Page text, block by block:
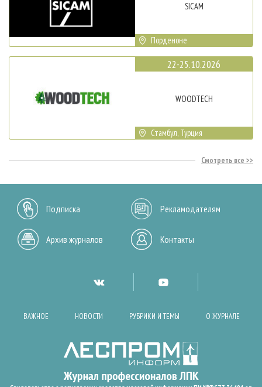
SICAM
Порденоне
22-25.10.2026
WOODTECH
Стамбул, Турция
Смотреть все
Подписка Рекламодателям
Архив журналов Контакты
ВАЖНОЕ НОВОСТИ РУБРИКИ И ТЕМЫ О ЖУРНАЛЕ